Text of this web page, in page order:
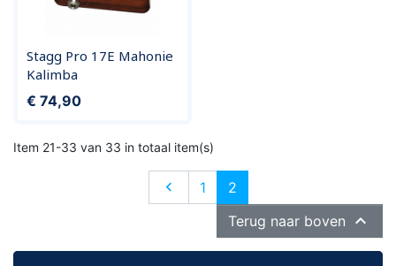
Stagg Pro 17E Mahonie
Kalimba
Prijs
€ 74,90
Item 21-33 van 33 in totaal item(s)
Vorige
 1
2
Terug naar boven 